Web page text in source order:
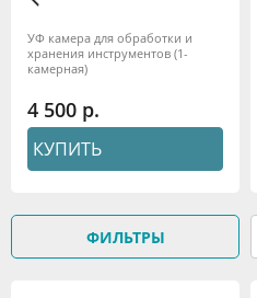
УФ камера для обработки и
хранения инструментов (1-
камерная)
4 500
КУПИТЬ
ФИЛЬТРЫ